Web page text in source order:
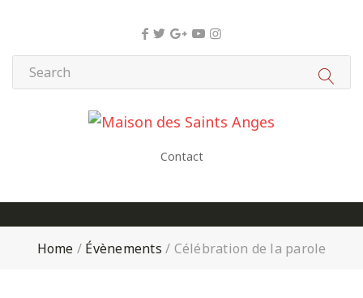
Contact
Home / Évènements / Célébration de la parole